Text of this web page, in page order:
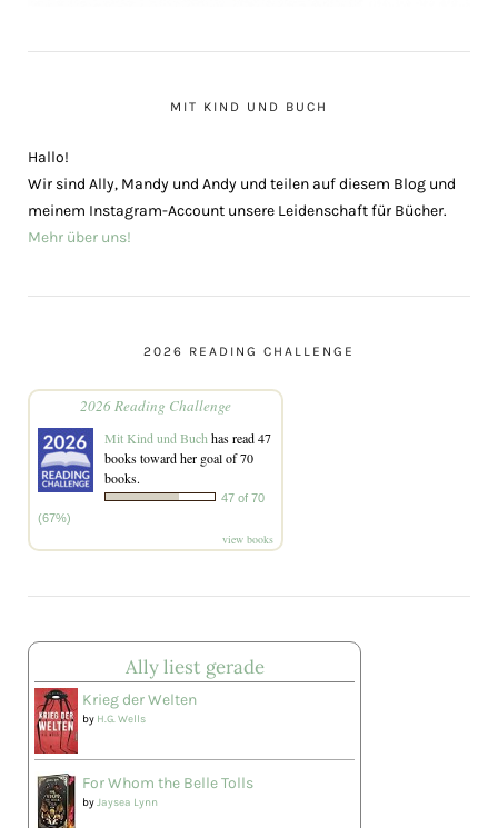
MIT KIND UND BUCH
Hallo!
Wir sind Ally, Mandy und Andy und teilen auf diesem Blog und
meinem Instagram-Account unsere Leidenschaft für Bücher.
Mehr über uns!
2026 READING CHALLENGE
2026 Reading Challenge
Mit Kind und Buch has read 47
books toward her goal of 70
books.
47 of 70
(67%)
view books
Ally liest gerade
Krieg der Welten
by H.G. Wells
For Whom the Belle Tolls
byJaysea Lynn